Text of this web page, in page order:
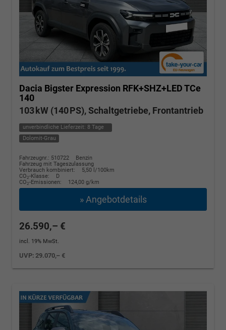
Dacia Bigster Expression RFK+SHZ+LED TCe
140
103 kW (140 PS), Schaltgetriebe, Frontantrieb
unverbindliche Lieferzeit: 8 Tage
Dolomit-Grau
Fahrzeugnr.: 510722
Benzin
Fahrzeug mit Tageszulassung
Verbrauch kombiniert:
5,50 l/100km
CO2-Klasse:
D
CO2-Emissionen: 124,00 g/km
» Angebotdetails
26.590,– €
incl. 19% MwSt.
UVP:29.070,– €